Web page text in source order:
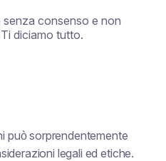
senza consenso e non
diciamo tutto.
può sorprendentemente
legali ed etiche.